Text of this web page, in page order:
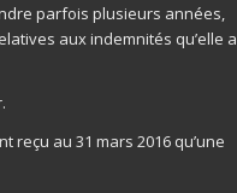
parfois plusieurs années,
aux indemnités qu’elle a
reçu au 31 mars 2016 qu’une